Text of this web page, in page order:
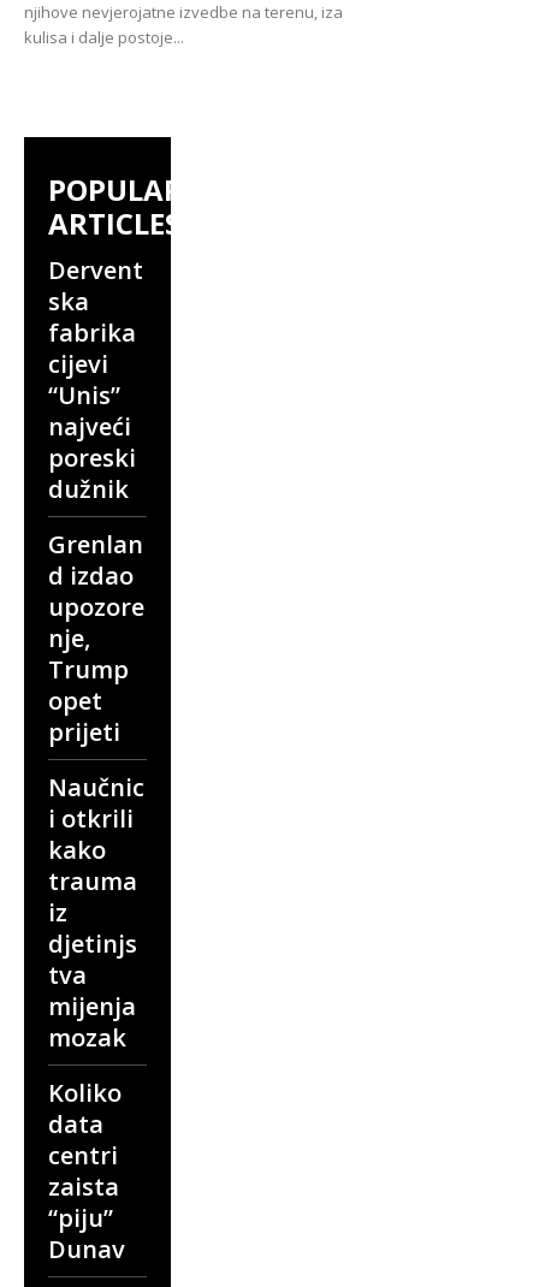
njihove nevjerojatne izvedbe na terenu, iza
kulisa i dalje postoje...
POPULAR
ARTICLES
Dervent
ska
fabrika
cijevi
“Unis”
najveći
poreski
dužnik
Grenlan
d izdao
upozore
nje,
Trump
opet
prijeti
Naučnic
i otkrili
kako
trauma
iz
djetinjs
tva
mijenja
mozak
Koliko
data
centri
zaista
“piju”
Dunav